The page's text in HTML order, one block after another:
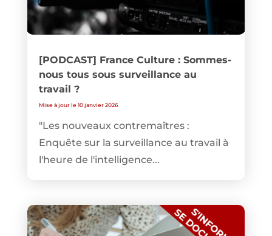
[PODCAST] France Culture : Sommes-
nous tous sous surveillance au
travail ?
Mise à jour le 10 janvier 2026
"Les nouveaux contremaîtres :
Enquête sur la surveillance au travail à
l'heure de l'intelligence...